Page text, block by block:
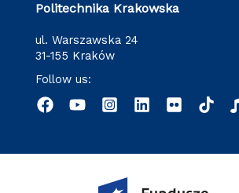
Politechnika Krakowska
ul. Warszawska 24
31-155 Kraków
Follow us: